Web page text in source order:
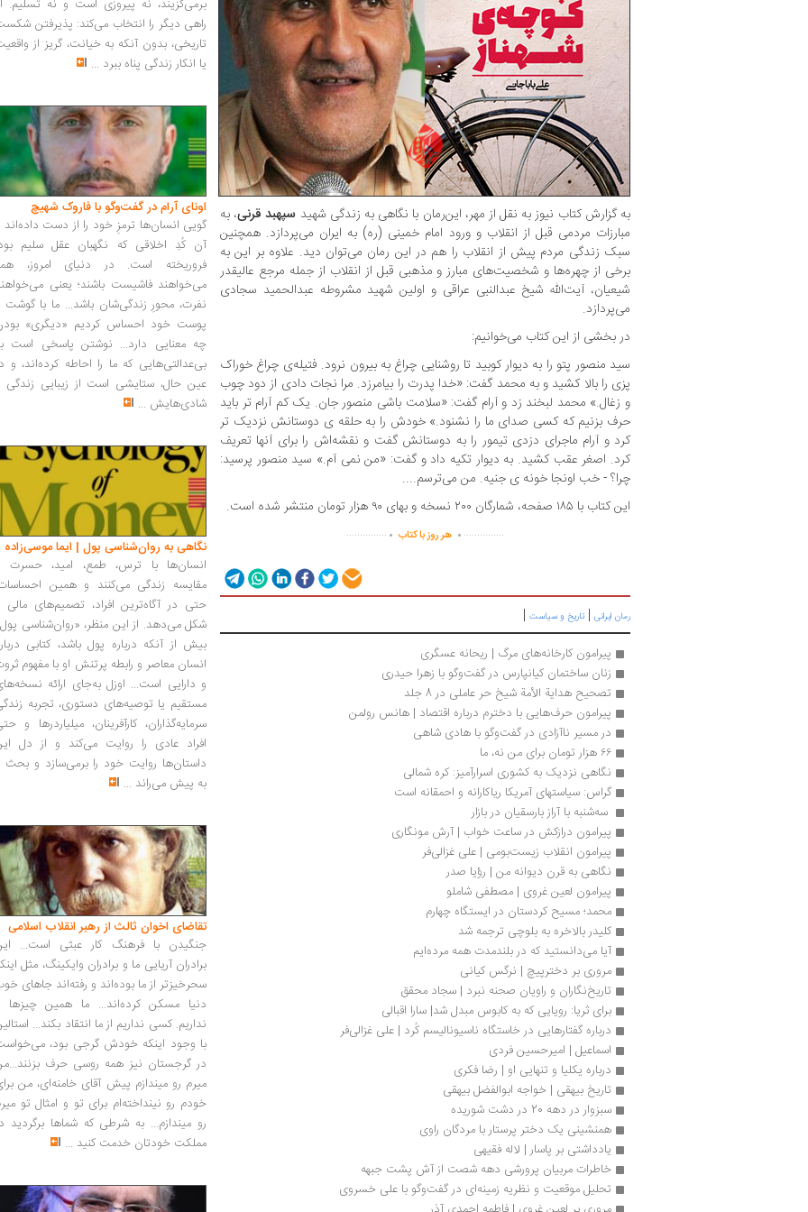
به گزارش کتاب نیوز به نقل از مهر، این‌رمان با نگاهی به زندگی شهید سپهبد قرنی، به
مبارزات مردمی قبل از انقلاب و ورود امام خمینی (ره) به ایران می‌پردازد. همچنین
سبک زندگی مردم پیش از انقلاب را هم در این رمان می‌توان دید. علاوه بر این به
برخی از چهره‌ها و شخصیت‌های مبارز و مذهبی قبل از انقلاب از جمله مرجع عالیقدر
شیعیان، آیت‌الله شیخ عبدالنبی عراقی و اولین شهید مشروطه عبدالحمید سجادی
می‌پردازد.
در بخشی از این کتاب می‌خوانیم:
سید منصور پتو را به دیوار کوبید تا روشنایی چراغ به بیرون نرود. فتیله‌ی چراغ خوراک
پزی را بالا کشید و به محمد گفت: «خدا پدرت را بیامرزد. مرا نجات دادی از دود چوب
و زغال.» محمد لبخند زد و آرام گفت: «سلامت باشی منصور جان. یک کم آرام تر باید
حرف بزنیم که کسی صدای ما را نشنود.» خودش را به حلقه ی دوستانش نزدیک تر
کرد و آرام ماجرای دزدی تیمور را به دوستانش گفت و نقشه‌اش را برای آنها تعریف
کرد. اصغر عقب کشید. به دیوار تکیه داد و گفت: «من نمی آم.» سید منصور پرسید:
چرا؟ - خب اونجا خونه ی جنیه. من می‌ترسم....
این کتاب با ۱۸۵ صفحه، شمارگان ۲۰۰ نسخه و بهای ۹۰ هزار تومان منتشر شده است.
...............
. هر روز با کتاب .
...............
رمان ایرانی | تاریخ و سیاست |
پیرامون کارخانه‌های مرگ | ریحانه عسگری
زنان ساختمان کیانپارس در گفت‌وگو با زهرا حیدری
تصحیح هداية الأمة شیخ حر عاملی در 8 جلد
پیرامون حرف‌هایی با دخترم درباره اقتصاد | هانس رولمن
در مسیر ناآزادی در گفت‌وگو با هادی شاهی
۶۶ هزار تومان برای من نه، ما
نگاهی نزدیک به کشوری اسرارآمیز: کره شمالی
گراس: سیاستهای آمریکا ریاکارانه و احمقانه است
سه‌شنبه با آراز بارسقیان در بازار
پیرامون درازکش در ساعت خواب | آرش مونگاری
پیرامون انقلاب زیست‌بومی | علی غزالی‌فر
نگاهی به قرن دیوانه من | رؤیا صدر
پیرامون لعین غروی | مصطفی شاملو
محمد؛ مسیح کردستان در ایستگاه چهارم
کلیدر بالاخره به بلوچی ترجمه شد
آیا می‌دانستید که در بلندمدت همه مرده‌ایم
مروری بر دخترپیچ | نرگس کیانی
تاریخ‌نگاران و راویان صحنه نبرد | سجاد محقق
برای ثریا: رویایی که به کابوس مبدل شد| سارا اقبالی
درباره گفتارهایی در خاستگاه ناسیونالیسم کُرد | علی غزالی‌فر
اسماعیل | امیرحسین فردی
درباره یکلیا و تنهایی او | رضا فکری
تاریخ بیهقی | خواجه ابوالفضل بیهقی
سبزوار در دهه 20 در دشت شوریده
همنشینی یک دختر پرستار با مردگان راوی
یادداشتی بر پاسار | لاله فقیهی
خاطرات مربیان پرورشی دهه شصت از آش پشت جبهه
تحلیل موقعیت و نظریه زمینه‌ای در گفت‌و‌گو با علی خسروی
برمی‌گزیند، نه پیروزی است و نه تسلیم.
راهی دیگر را انتخاب می‌کند: پذیرفتن
تاریخی، بدون آنکه به خیانت، گریز از
یا انکار زندگی پناه ببرد ...
اونای آرام در گفت‌وگو با فاروک شهیچ‭
گویی انسان‌ها ترمزِ خود را از دست داده‌اند
آن کُدِ اخلاقی که نگهبان عقل سلیم
فروریخته است. در دنیای امروز،
می‌خواهند فاشیست باشند؛ یعنی
نفرت، محورِ زندگی‌شان باشد... ما با گوشت
پوست خود احساس کردیم «دیگری»
چه معنایی دارد... نوشتن پاسخی است
بی‌عدالتی‌هایی که ما را احاطه کرده‌اند، و
عین حال، ستایشی است از زیبایی زندگی
شادی‌هایش ...
نگاهی به روان‌شناسی پول | ایما موسی‌زاده
انسان‌ها با ترس، طمع، امید، حسرت
مقایسه زندگی می‌کنند و همین
حتی در آگاه‌ترین افراد، تصمیم‌های مالی
شکل می‌دهد. از این منظر، «روان‌شناسی
بیش از آنکه درباره پول باشد، کتابی
انسان معاصر و رابطه پرتنش او با مفهوم
و دارایی است... اوزل به‌جای ارائه
مستقیم یا توصیه‌های دستوری، تجربه
سرمایه‌گذاران، کارآفرینان، میلیاردرها و
افراد عادی را روایت می‌کند و از دل
داستان‌ها روایت خود را برمی‌سازد و بحث
به پیش می‌راند ...
تقاضای اخوان ثالث از رهبر انقلاب اسلامی
جنگیدن با فرهنگ کار عبثی است...
برادران آریایی ما و برادران وایکینگ، مثل
سحرخیزتر از ما بوده‌اند و رفته‌اند جاهای
دنیا مسکن کرده‌اند... ما همین چیزها
نداریم. کسی نداریم از ما انتقاد بکند...
با وجود اینکه خودش گرجی بود،
در گرجستان نیز همه روسی حرف
میرم رو میندازم پیش آقای خامنه‌ای، من
خودم رو نینداخته‌ام برای تو و امثال تو
رو میندازم... به شرطی که شماها برگردید
مملکت خودتان خدمت کنید ...